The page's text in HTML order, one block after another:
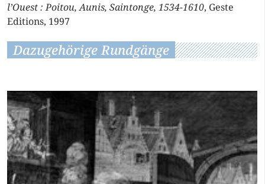
l’Ouest : Poitou, Aunis, Saintonge, 1534-1610, Geste
Editions, 1997
Dazugehörige Rundgänge